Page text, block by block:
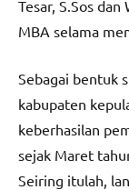
Tesar, S.Sos dan
MBA selama
Sebagai bentuk
kabupaten
keberhasilan
sejak Maret
Seiring itulah,